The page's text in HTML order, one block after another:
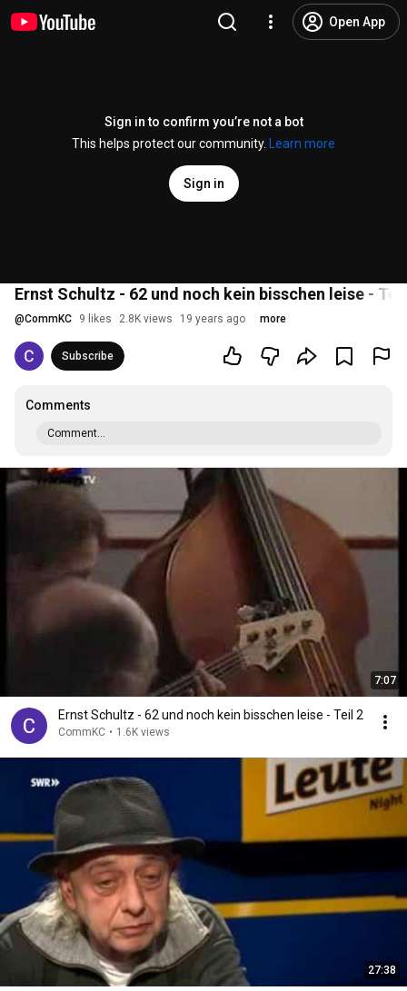
Open App
Sign in to confirm you’re not a bot
This helps protect our community.
Learn more
Sign in
Ernst Schultz - 62 und noch kein bisschen leise -
@CommKC 9 likes 2.8K views 19 years ago more
Subscribe
Comments
Comment...
7:07
Ernst Schultz - 62 und noch kein bisschen leise - Teil 2
CommKC • 1.6K views
27:38